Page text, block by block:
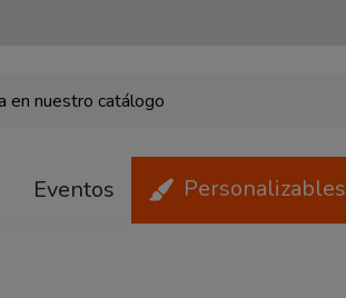
Eventos Personalizables